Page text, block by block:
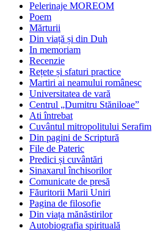
Pelerinaje MOREOM
Poem
Mărturii
Din viață și din Duh
In memoriam
Recenzie
Rețete și sfaturi practice
Martiri ai neamului românesc
Universitatea de vară
Centrul „Dumitru Stăniloae”
Ati întrebat
Cuvântul mitropolitului Serafim
Din pagini de Scriptură
File de Pateric
Predici și cuvântări
Sinaxarul închisorilor
Comunicate de presă
Făuritorii Marii Uniri
Pagina de filosofie
Din viața mănăstirilor
Autobiografia spirituală